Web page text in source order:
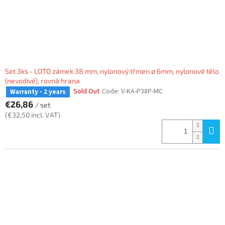
Set 3ks - LOTO zámek 38 mm, nylonový třmen ⌀ 6mm, nylonové tělo
(nevodivé), rovná hrana
Warranty - 2 years Sold Out Code: V-KA-P38P-MC
€26,86 / set
(€32,50 incl. VAT)